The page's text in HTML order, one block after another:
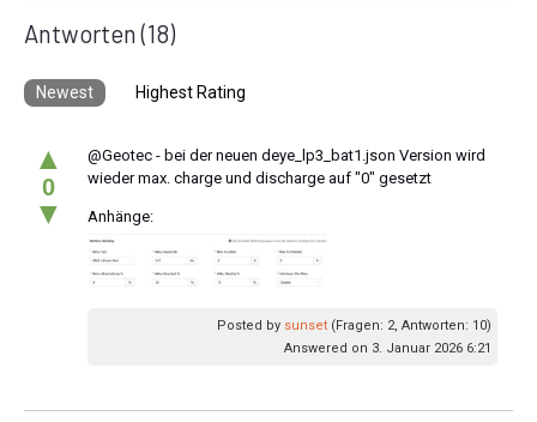
Antworten(18)
Newest Highest Rating
▲
0
▼
@Geotec - bei der neuen deye_lp3_bat1.json Version wird
wieder max. charge und discharge auf "0" gesetzt
Anhänge:
Posted by sunset (Fragen: 2, Antworten: 10)
Answered on 3. Januar 2026 6:21